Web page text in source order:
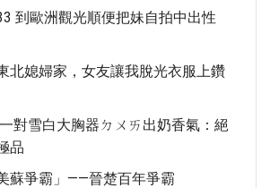
到歐洲觀光順便把妹自拍中出性
北媳婦家，女友讓我脫光衣服上鑽
對雪白大胸器ㄉㄨㄞ出奶香氣：絕
品
蘇爭霸」——晉楚百年爭霸